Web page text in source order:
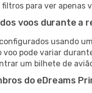
filtros para ver
voos durante a
usando
pode variar
um bilhete de
do eDreams